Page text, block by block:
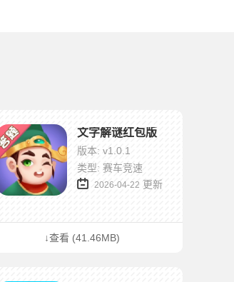
文字解谜红包版
版本: v1.0.1
类型: 赛车竞速
2026-04-22 更新
↓查看 (41.46MB)